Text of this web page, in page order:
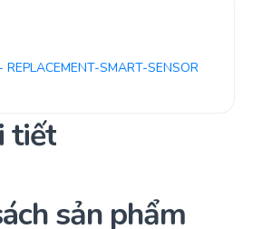
REPLACEMENT-SMART-SENSOR
tiết
sản phẩm